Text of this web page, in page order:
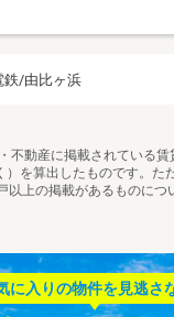
鉄/由比ヶ浜
不動産に掲載されている
）を算出したものです。た
以上の掲載があるものにつ
に入りの物件を見逃さ